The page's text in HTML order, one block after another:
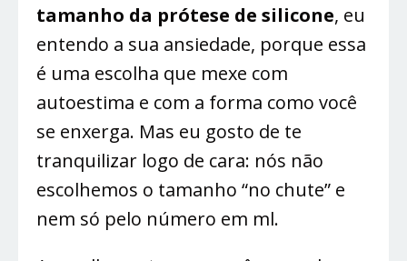
tamanho da prótese de silicone, eu
entendo a sua ansiedade, porque essa
é uma escolha que mexe com
autoestima e com a forma como você
se enxerga. Mas eu gosto de te
tranquilizar logo de cara: nós não
escolhemos o tamanho “no chute” e
nem só pelo número em ml.